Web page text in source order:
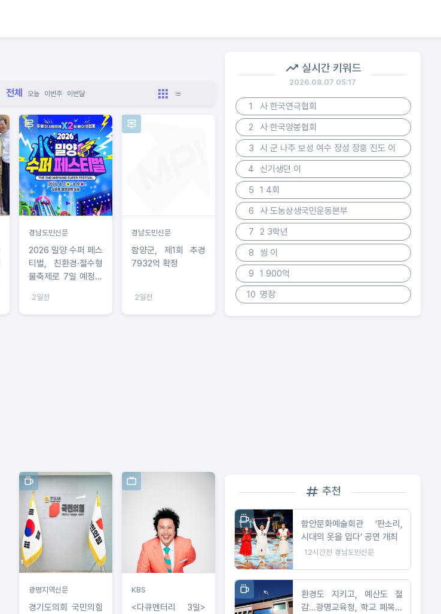
전체 오늘 이번주 이번달
경남도민신문
2026 밀양 수퍼 페스
티벌, 친환경·절수형
물축제로 7일 예정대
2일전
경남도민신문
함양군, 제1회 추경
7932억 확정
2일전
광명지역신문
경기도의회 국민의힘
KBS
<다큐멘터리 3일>
실시간 키워드
2026.08.07 05:17
1
사 한국연극협회
2
사 한국양봉협회
3
시 군 나주 보성 여수 장성 장흥 진도 이
4
신기생뎐 이
5
1 4회
6
사 도농상생국민운동본부
7
2 3학년
8
씽 이
9
1 900억
10 명장
추천
함안문화예술회관 ‘판소리,
시대의 옷을 입다’ 공연 개최
12시간전 경남도민신문
환경도 지키고, 예산도 절
감...광명교육청, 학교 폐목재